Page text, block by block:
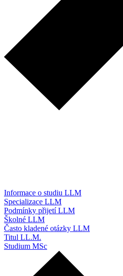
Informace o studiu LLM
Specializace LLM
Podmínky přijetí LLM
Školné LLM
Často kladené otázky LLM
Titul LL.M.
Studium MSc